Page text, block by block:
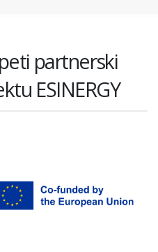
partnerski
ESINERGY